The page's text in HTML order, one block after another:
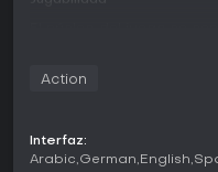
nuevas opciones de
posventa. Estas piezas
Action
Interfaz:
Arabic German English